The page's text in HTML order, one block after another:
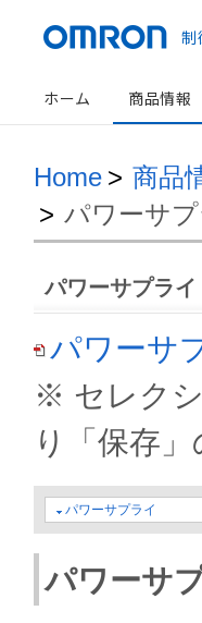
制
ホーム 商品情報
Home > 商品
> パワーサ
パワーサプラ
パワーサ
※ セレク
り「保存
パワーサプライ
パワーサ